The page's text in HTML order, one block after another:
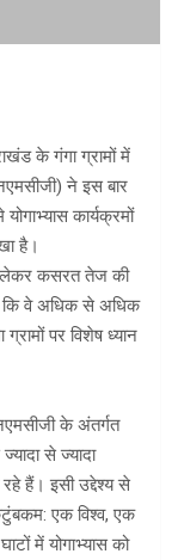
के गंगा ग्रामों में
ने इस बार
कार्यक्रमों
है।
लेकर कसरत तेज की
कि वे अधिक से अधिक
पर विशेष ध्यान
के अंतर्गत
से ज्यादा
हैं। इसी उद्देश्य से
एक विश्व, एक
में योगाभ्यास को